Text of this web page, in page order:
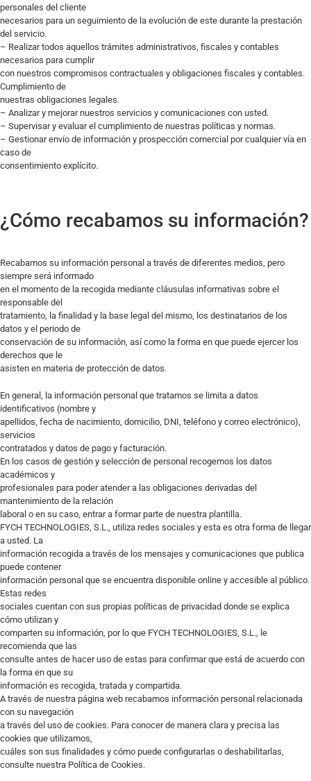
personales del cliente
necesarios para un seguimiento de la evolución de este durante la prestación
del servicio.
– Realizar todos aquellos trámites administrativos, fiscales y contables
necesarios para cumplir
con nuestros compromisos contractuales y obligaciones fiscales y contables.
Cumplimiento de
nuestras obligaciones legales.
– Analizar y mejorar nuestros servicios y comunicaciones con usted.
– Supervisar y evaluar el cumplimiento de nuestras políticas y normas.
– Gestionar envío de información y prospección comercial por cualquier vía en
caso de
consentimiento explícito.
¿Cómo recabamos su información?
Recabamos su información personal a través de diferentes medios, pero
siempre será informado
en el momento de la recogida mediante cláusulas informativas sobre el
responsable del
tratamiento, la finalidad y la base legal del mismo, los destinatarios de los
datos y el periodo de
conservación de su información, así como la forma en que puede ejercer los
derechos que le
asisten en materia de protección de datos.
En general, la información personal que tratamos se limita a datos
identificativos (nombre y
apellidos, fecha de nacimiento, domicilio, DNI, teléfono y correo electrónico),
servicios
contratados y datos de pago y facturación.
En los casos de gestión y selección de personal recogemos los datos
académicos y
profesionales para poder atender a las obligaciones derivadas del
mantenimiento de la relación
laboral o en su caso, entrar a formar parte de nuestra plantilla.
FYCH TECHNOLOGIES, S.L., utiliza redes sociales y esta es otra forma de llegar
a usted. La
información recogida a través de los mensajes y comunicaciones que publica
puede contener
información personal que se encuentra disponible online y accesible al público.
Estas redes
sociales cuentan con sus propias políticas de privacidad donde se explica
cómo utilizan y
comparten su información, por lo que FYCH TECHNOLOGIES, S.L., le
recomienda que las
consulte antes de hacer uso de estas para confirmar que está de acuerdo con
la forma en que su
información es recogida, tratada y compartida.
A través de nuestra página web recabamos información personal relacionada
con su navegación
a través del uso de cookies. Para conocer de manera clara y precisa las
cookies que utilizamos,
cuáles son sus finalidades y cómo puede configurarlas o deshabilitarlas,
consulte nuestra Política de Cookies.